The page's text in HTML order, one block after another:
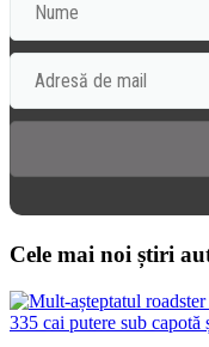
Cele mai noi știri